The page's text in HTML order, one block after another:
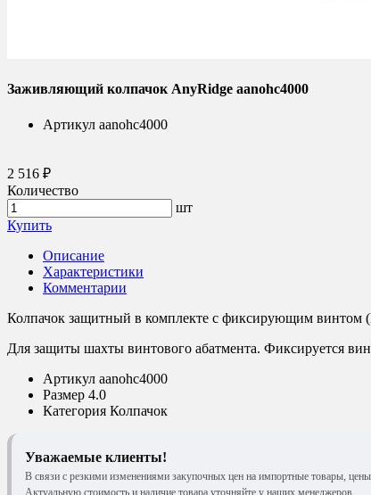
Заживляющий колпачок AnyRidge aanohc4000
Артикул aanohc4000
2 516 ₽
Количество
шт
Купить
Описание
Характеристики
Комментарии
Колпачок защитный в комплекте с фиксирующим винтом
Для защиты шахты винтового абатмента. Фиксируется
Артикул aanohc4000
Размер 4.0
Категория Колпачок
Уважаемые клиенты!
В связи с резкими изменениями закупочных цен на импортные товары,
Актуальную стоимость и наличие товара уточняйте у наших менеджеров.